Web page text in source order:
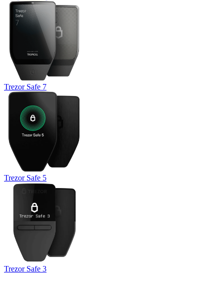
Trezor Safe 7
Trezor Safe 5
Trezor Safe 3